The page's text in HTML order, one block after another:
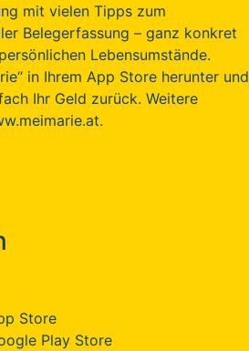
mit vielen Tipps zum
Belegerfassung – ganz konkret
Lebensumstände.
in Ihrem App Store herunter und
Ihr Geld zurück. Weitere
Store
Play Store